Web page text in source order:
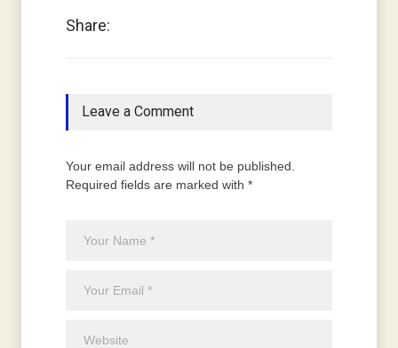
Share:
Leave a Comment
Your email address will not be published.
Required fields are marked with *